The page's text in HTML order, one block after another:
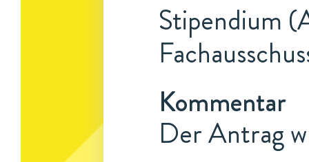
Stipendium
Kommentar
Der Antrag